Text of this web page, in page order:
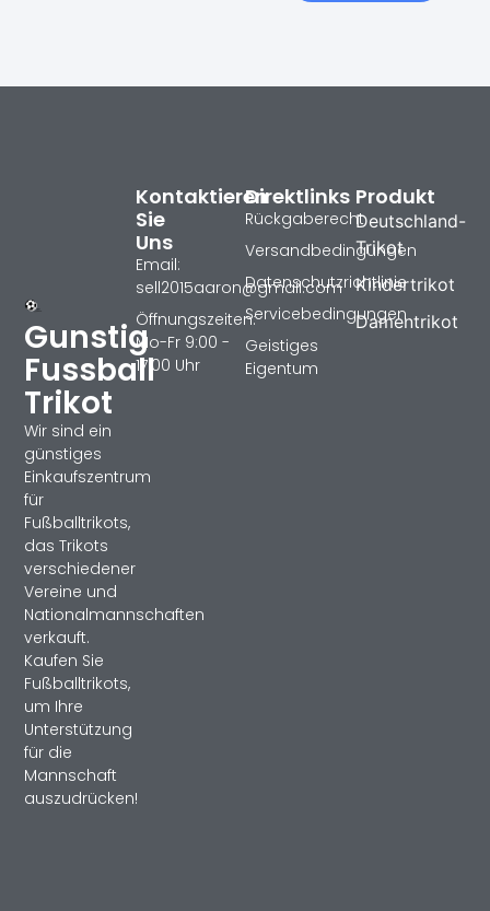
Gunstig
Fussball
Trikot
Wir sind ein
günstiges
Einkaufszentrum
für
Fußballtrikots,
das Trikots
verschiedener
Vereine und
Nationalmannschaften
verkauft.
Kaufen Sie
Fußballtrikots,
um Ihre
Unterstützung
für die
Mannschaft
auszudrücken!
Produkt
Deutschland-
Trikot
Kindertrikot
Damentrikot
Direktlinks
Rückgaberecht
Versandbedingungen
Datenschutzrichtlinie
Servicebedingungen
Geistiges
Eigentum
Kontaktieren
Sie
Uns
Email:
sell2015aaron@gmail.com
Öffnungszeiten:
Mo-Fr 9:00 -
17:00 Uhr